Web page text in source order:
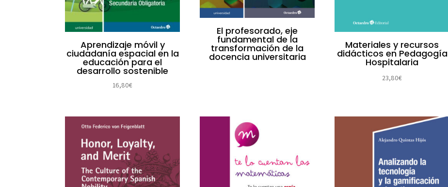
Aprendizaje móvil y
ciudadanía espacial en la
educación para el
desarrollo sostenible
16,80€
El profesorado, eje
fundamental de la
transformación de la
docencia universitaria
Materiales y recursos
didácticos en Pedagogía
Hospitalaria
23,80€